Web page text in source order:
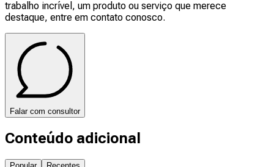
trabalho incrível, um produto ou serviço que merece
destaque, entre em contato conosco.
Falar com consultor
Conteúdo adicional